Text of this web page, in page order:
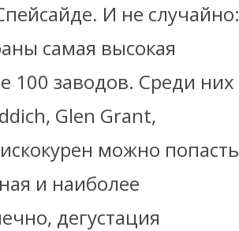
И не случайно:
самая высокая
100 заводов. Среди них
Glen Grant,
можно попасть
и наиболее
дегустация